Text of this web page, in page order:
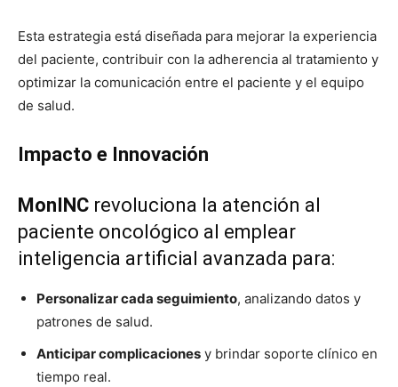
Esta estrategia está diseñada para mejorar la experiencia
del paciente, contribuir con la adherencia al tratamiento y
optimizar la comunicación entre el paciente y el equipo
de salud.
Impacto e Innovación
MonINC revoluciona la atención al
paciente oncológico al emplear
inteligencia artificial avanzada para:
Personalizar cada seguimiento, analizando datos y
patrones de salud.
Anticipar complicaciones y brindar soporte clínico en
tiempo real.